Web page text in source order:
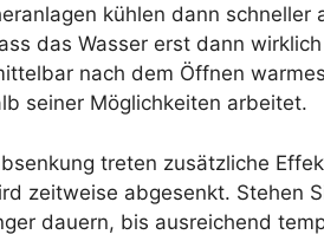
kühlen dann
das Wasser erst dann
nach dem Öffnen
seiner Möglichkeiten arbeitet.
treten zusätzliche
zeitweise abgesenkt. Stehen
dauern, bis ausreichend